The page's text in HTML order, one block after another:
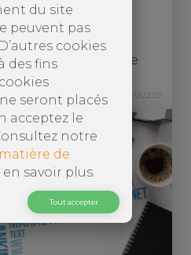
design
internet influence
du site
peuvent pas
cookies
des fins
seront placés
acceptez le
notre
de
savoir plus.
Tout accepter